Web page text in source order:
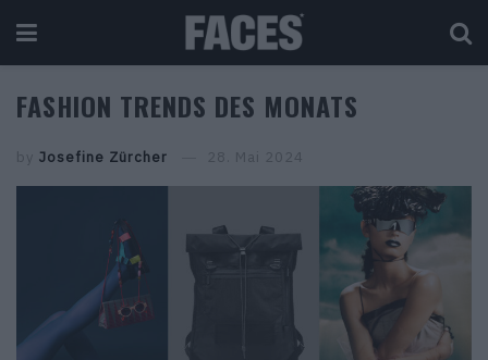
FASHION TRENDS DES MONATS
by Josefine Zürcher 28. Mai 2024